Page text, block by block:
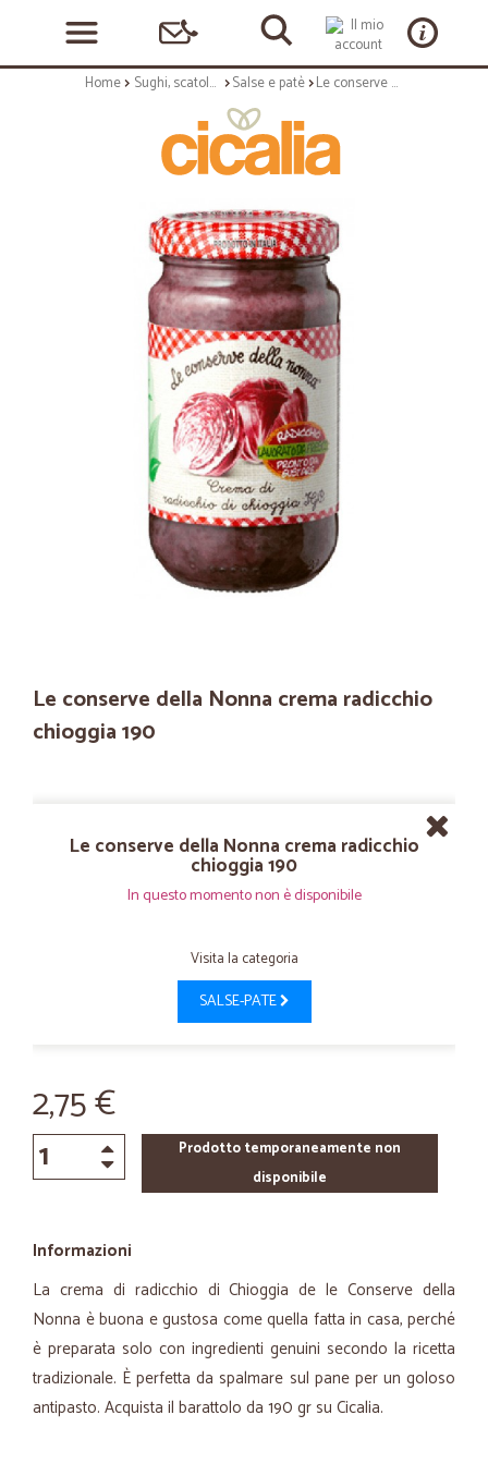
Home Sughi, scatolame e condimenti Salse e patè Le conserve della Nonna crema radicchio chioggia 190
Le conserve della Nonna crema radicchio
chioggia 190
Le conserve della Nonna crema radicchio
chioggia 190
In questo momento non è disponibile
Visita la categoria
SALSE-PATE
2,75 €
Prodotto temporaneamente non
disponibile
Informazioni
La crema di radicchio di Chioggia de le Conserve della
Nonna è buona e gustosa come quella fatta in casa, perché
è preparata solo con ingredienti genuini secondo la ricetta
tradizionale. È perfetta da spalmare sul pane per un goloso
antipasto. Acquista il barattolo da 190 gr su Cicalia.